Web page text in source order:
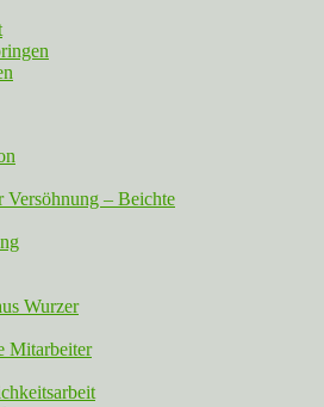
Versöhnung – Beichte
Wurzer
Mitarbeiter